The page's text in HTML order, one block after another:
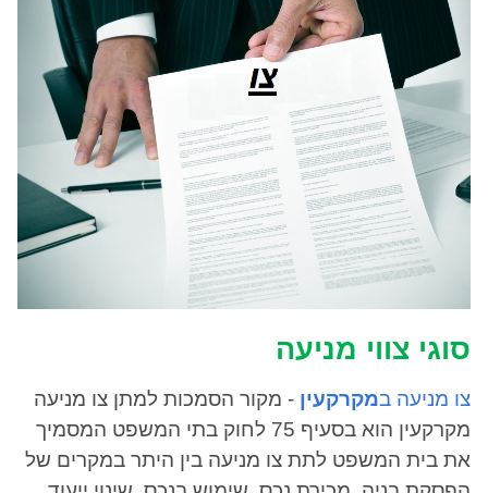
סוגי צווי מניעה
צו מניעה במקרקעין - מקור הסמכות למתן צו מניעה
מקרקעין הוא בסעיף 75 לחוק בתי המשפט המסמיך
את בית המשפט לתת צו מניעה בין היתר במקרים של